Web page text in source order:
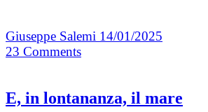
Giuseppe Salemi 14/01/2025
23 Comments
E, in lontananza, il mare